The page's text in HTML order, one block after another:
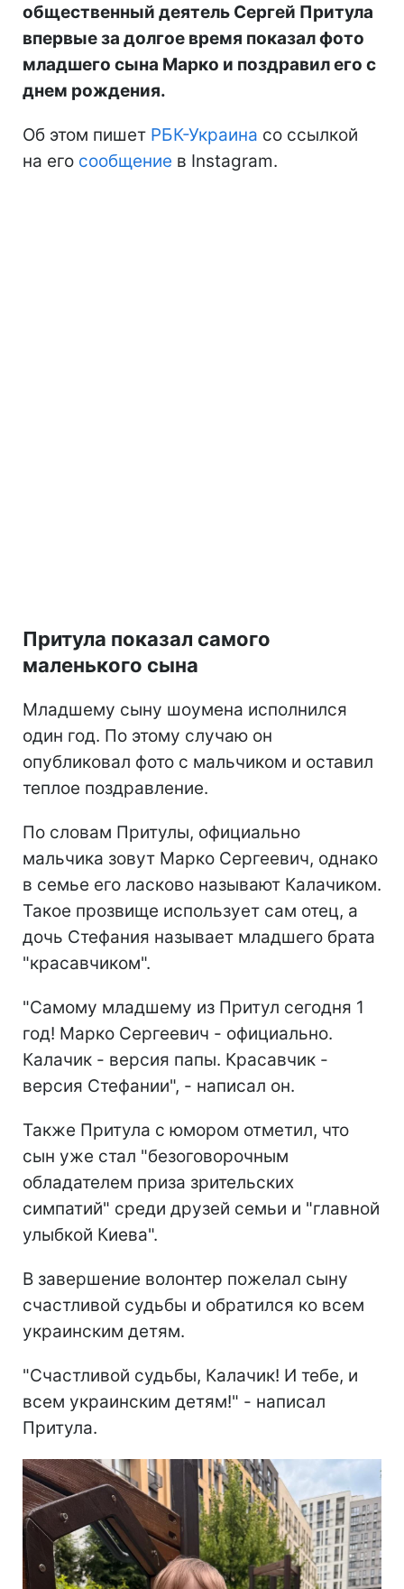
общественный деятель Сергей Притула
впервые за долгое время показал фото
младшего сына Марко и поздравил его с
днем рождения.
Об этом пишет РБК-Украина со ссылкой
на его сообщение в Instagram.
Притула показал самого
маленького сына
Младшему сыну шоумена исполнился
один год. По этому случаю он
опубликовал фото с мальчиком и оставил
теплое поздравление.
По словам Притулы, официально
мальчика зовут Марко Сергеевич, однако
в семье его ласково называют Калачиком.
Такое прозвище использует сам отец, а
дочь Стефания называет младшего брата
"красавчиком".
"Самому младшему из Притул сегодня 1
год! Марко Сергеевич - официально.
Калачик - версия папы. Красавчик -
версия Стефании", - написал он.
Также Притула с юмором отметил, что
сын уже стал "безоговорочным
обладателем приза зрительских
симпатий" среди друзей семьи и "главной
улыбкой Киева".
В завершение волонтер пожелал сыну
счастливой судьбы и обратился ко всем
украинским детям.
"Счастливой судьбы, Калачик! И тебе, и
всем украинским детям!" - написал
Притула.